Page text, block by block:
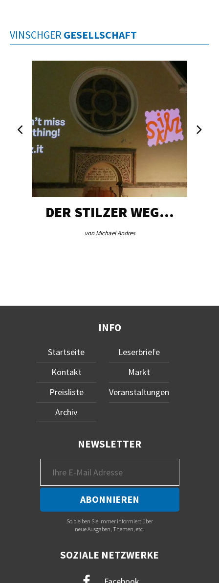
VINSCHGER GESELLSCHAFT
DER STILZER WEG…
von Michael Andres
INFO
Startseite
Kontakt
Preisliste
Archiv
Leserbriefe
Markt
Veranstaltungen
NEWSLETTER
So bleiben Sie immer informiert über
neue Ausgaben, Themen, etc.
SOZIALE NETZWERKE